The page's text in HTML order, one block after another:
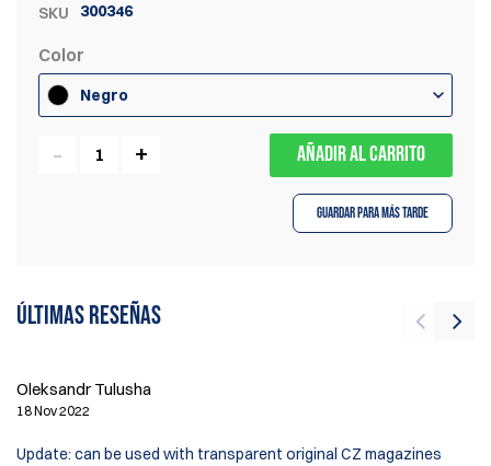
SKU 300346
Color
Negro
AÑADIR AL CARRITO
Guardar para más tarde
Últimas reseñas
Oleksandr Tulusha
18 Nov 2022
Update: can be used with transparent original CZ magazines